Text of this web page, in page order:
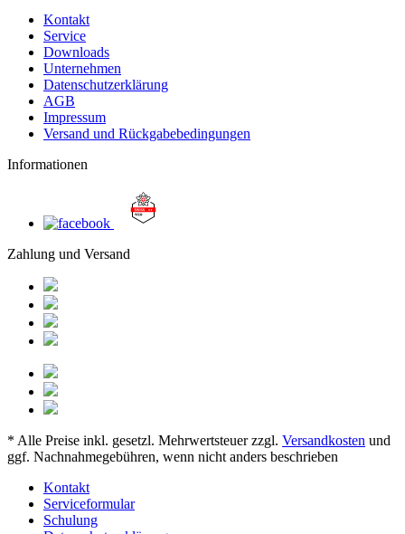
Kontakt
Service
Downloads
Unternehmen
Datenschutzerklärung
AGB
Impressum
Versand und Rückgabebedingungen
Informationen
Zahlung und Versand
* Alle Preise inkl. gesetzl. Mehrwertsteuer zzgl. Versandkosten und
ggf. Nachnahmegebühren, wenn nicht anders beschrieben
Kontakt
Serviceformular
Schulung